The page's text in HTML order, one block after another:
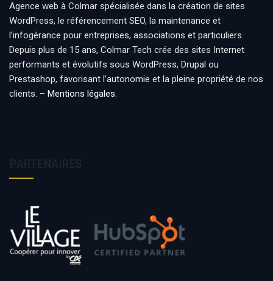
Agence web à Colmar spécialisée dans la création de sites
WordPress, le référencement SEO, la maintenance et
l’infogérance pour entreprises, associations et particuliers.
Depuis plus de 15 ans, Colmar Tech crée des sites Internet
performants et évolutifs sous WordPress, Drupal ou
Prestashop, favorisant l’autonomie et la pleine propriété de nos
clients. – Mentions légales.